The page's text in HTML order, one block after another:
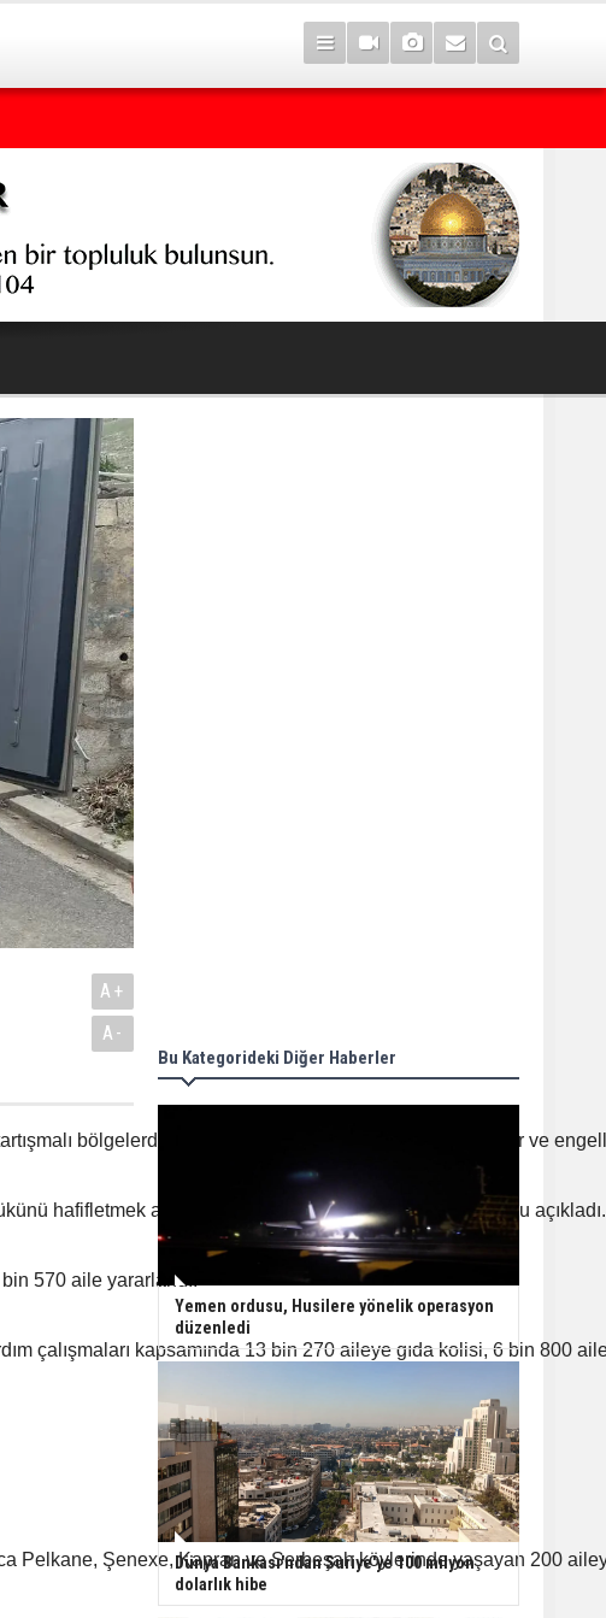
A+
A-
bölgelerde yaşayan düşük gelirli aileler, sığınmacılar ve
hafifletmek amacıyla başlattığı seferberliğin bilançosunu açıkladı.
570 aile yararlandı.
çalışmaları kapsamında 13 bin 270 aileye gıda kolisi, 6 bin 800
Pelkane, Şenexe, Kapran ve Serbeşah köylerinde yaşayan 200
Bu Kategorideki Diğer Haberler
Yemen ordusu, Husilere yönelik operasyon
düzenledi
Dünya Bankası'ndan Suriye'ye 100 milyon
dolarlık hibe